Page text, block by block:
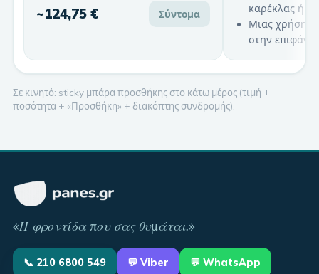
~124,75 € Σύντομα
καρέκλας ή
Μιας χρήσης
στην
Σε κινητό: sticky μπάρα προσθήκης στο κάτω μέρος (τιμή +
ποσότητα + «Προσθήκη» + διακόπτης συνδρομής).
«Η φροντίδα που σας θυμάται.»
📞 210 6800 549 💬 Viber 💬 WhatsApp